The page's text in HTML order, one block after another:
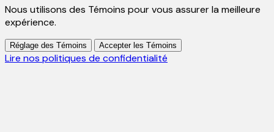
Nous utilisons des Témoins pour vous assurer la meilleure
expérience.
Réglage des Témoins Accepter les Témoins
Lire nos politiques de confidentialité